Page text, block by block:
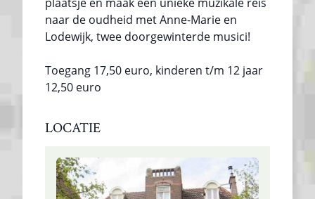
naar de oudheid met Anne-Marie en
Lodewijk, twee doorgewinterde musici!
Toegang 17,50 euro, kinderen t/m 12 jaar
12,50 euro
LOCATIE